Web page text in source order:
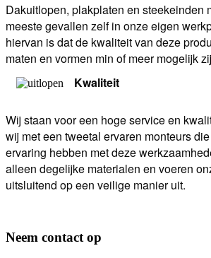
Dakuitlopen, plakplaten en steekeinden
meeste gevallen zelf in onze eigen
hiervan is dat de kwaliteit van deze
maten en vormen min of meer mogelijk
Kwaliteit
Wij staan voor een hoge service en
wij met een tweetal ervaren monteurs
ervaring hebben met deze
alleen degelijke materialen en voeren
uitsluitend op een veilige manier uit.
Neem contact op